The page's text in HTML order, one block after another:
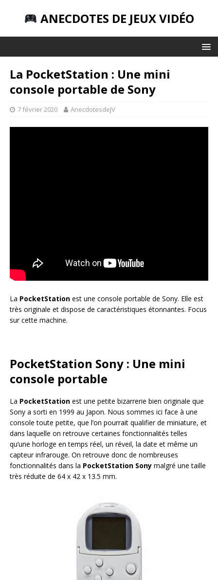
ANECDOTES DE JEUX VIDÉO
La PocketStation : Une mini
console portable de Sony
7 février 2020 AnecdotesdeJV
La PocketStation est une console portable de Sony. Elle est
très originale et dispose de caractéristiques étonnantes. Focus
sur cette machine.
PocketStation Sony : Une mini
console portable
La PocketStation est une petite bizarrerie bien originale que
Sony a sorti en 1999 au Japon. Nous sommes ici face à une
console toute petite, que l’on pourrait qualifier de miniature, et
dans laquelle on retrouve certaines fonctionnalités telles
qu’une horloge en temps réel, un réveil, la date et même un
capteur infrarouge. On retrouve donc de nombreuses
fonctionnalités dans la PocketStation Sony malgré une taille
très réduite de 64 x 42 x 13.5 mm.